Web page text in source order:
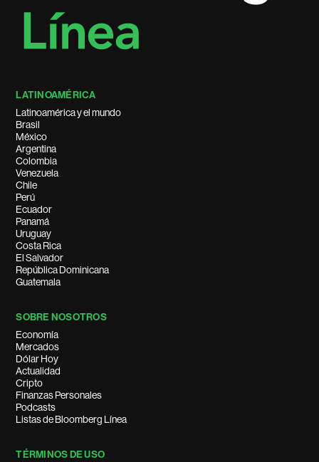
LATINOAMÉRICA
Latinoamérica y el mundo
Brasil
México
Argentina
Colombia
Venezuela
Chile
Perú
Ecuador
Panamá
Uruguay
Costa Rica
El Salvador
República Dominicana
Guatemala
SOBRE NOSOTROS
Economía
Mercados
Dólar Hoy
Actualidad
Cripto
Finanzas Personales
Podcasts
Listas de Bloomberg Línea
TÉRMINOS DE USO